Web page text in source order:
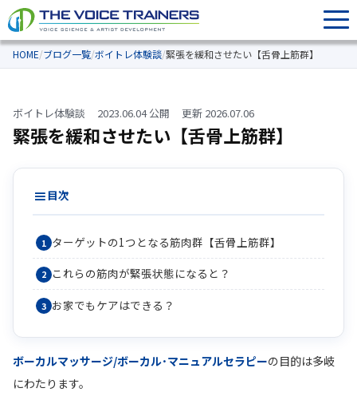
HOME/ブログ一覧/ボイトレ体験談/緊張を緩和させたい【舌骨上筋群】
ボイトレ体験談 2023.06.04 公開 更新 2026.07.06
緊張を緩和させたい【舌骨上筋群】
目次
ターゲットの1つとなる筋肉群【舌骨上筋群】
これらの筋肉が緊張状態になると？
お家でもケアはできる？
ボーカルマッサージ/ボーカル･マニュアルセラピーの目的は多岐
にわたります。